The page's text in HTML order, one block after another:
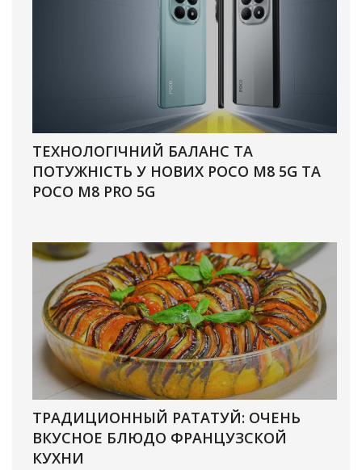
ТЕХНОЛОГІЧНИЙ БАЛАНС ТА
ПОТУЖНІСТЬ У НОВИХ POCO M8 5G ТА
POCO M8 PRO 5G
ТРАДИЦИОННЫЙ РАТАТУЙ: ОЧЕНЬ
ВКУСНОЕ БЛЮДО ФРАНЦУЗСКОЙ
КУХНИ